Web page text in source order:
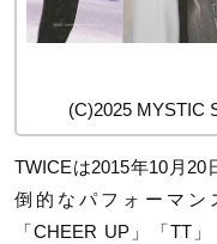
(C)2025 MYSTIC
TWICEは2015年10月
倒的なパフォーマン
「CHEER UP」「TT